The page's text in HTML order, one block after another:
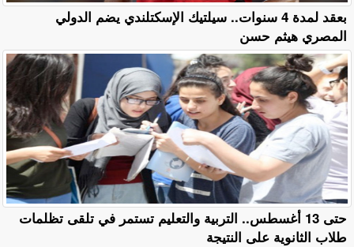
بعقد لمدة 4 سنوات.. سيلتيك الإسكتلندي يضم الدولي
المصري هيثم حسن
حتى 13 أغسطس.. التربية والتعليم تستمر في تلقى تظلمات
طلاب الثانوية على النتيجة